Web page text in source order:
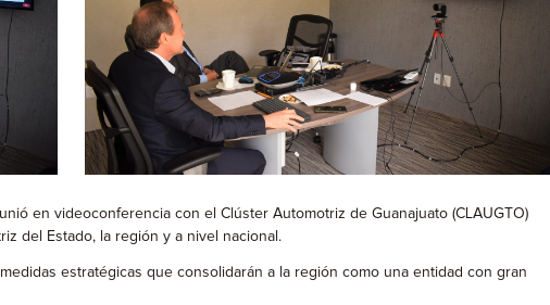
en videoconferencia con el Clúster Automotriz de Guanajuato (CLAUGTO)
del Estado, la región y a nivel nacional.
estratégicas que consolidarán a la región como una entidad con gran